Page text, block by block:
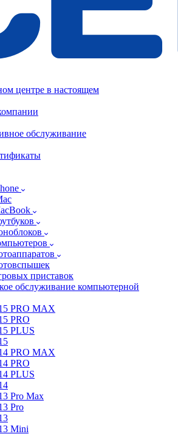
центре в настоящем
обслуживание
приставок
обслуживание компьютерной
PRO MAX
PRO
PLUS
PRO MAX
PRO
PLUS
Pro Max
Pro
Mini